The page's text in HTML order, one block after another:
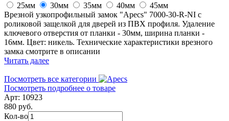
25мм
30мм 35мм 40мм
45мм
Врезной узкопрофильный замок "Apecs" 7000-30-R-NI с
роликовой защелкой для дверей из ПВХ профиля. Удаление
ключевого отверстия от планки - 30мм, ширина планки -
16мм. Цвет: никель. Технические характеристики врезного
замка смотрите в описании
Читать далее
Посмотреть все категории
Посмотреть подробнее о товаре
Арт: 10923
880 руб.
Кол-во